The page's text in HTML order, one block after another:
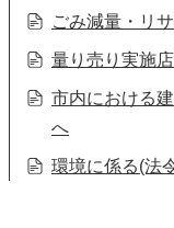
ごみ減量・リ
量り売り実施店
市内における
へ
環境に係る(法